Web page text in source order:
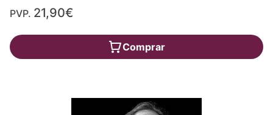
PVP. 21,90€
Comprar